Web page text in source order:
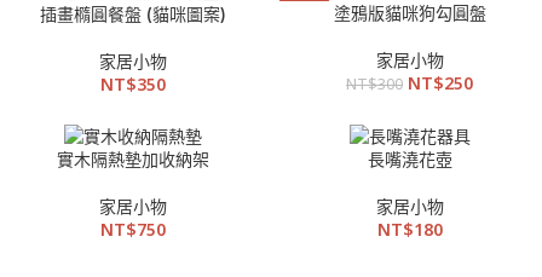
插畫橢圓餐盤 (貓咪圖案)
家居小物
NT$350
塗鴉版貓咪狗勾圓盤
家居小物
NT$300 NT$250
實木隔熱墊加收納架
家居小物
NT$750
長嘴澆花壺
家居小物
NT$180